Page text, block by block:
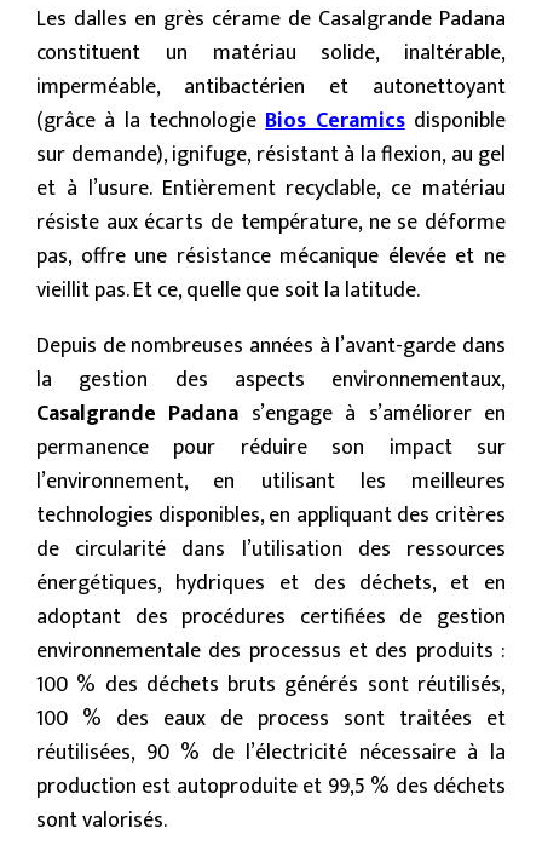
Les dalles en grès cérame de Casalgrande Padana
constituent un matériau solide, inaltérable,
imperméable, antibactérien et autonettoyant
(grâce à la technologieBios Ceramicsdisponible
sur demande), ignifuge, résistant à la flexion, au gel
et à l’usure. Entièrement recyclable, ce matériau
résiste aux écarts de température, ne se déforme
pas, offre une résistance mécanique élevée et ne
vieillit pas. Et ce, quelle que soit la latitude.
Depuis de nombreuses années à l’avant-garde dans
la gestion des aspects environnementaux,
Casalgrande Padana s’engage à s’améliorer en
permanence pour réduire son impact sur
l’environnement, en utilisant les meilleures
technologies disponibles, en appliquant des critères
de circularité dans l’utilisation des ressources
énergétiques, hydriques et des déchets, et en
adoptant des procédures certifiées de gestion
environnementale des processus et des produits :
100 % des déchets bruts générés sont réutilisés,
100 % des eaux de process sont traitées et
réutilisées, 90 % de l’électricité nécessaire à la
production est autoproduite et 99,5 % des déchets
sont valorisés.